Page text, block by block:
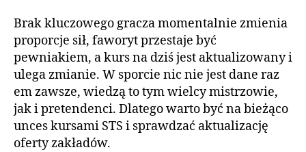
Brak kluczowego gracza momentalnie zmienia
proporcje sił, faworyt przestaje być
pewniakiem, a kurs na dziś jest aktualizowany i
ulega zmianie. W sporcie nic nie jest dane raz
em zawsze, wiedzą to tym wielcy mistrzowie,
jak i pretendenci. Dlatego warto być na bieżąco
unces kursami STS i sprawdzać aktualizację
oferty zakładów.